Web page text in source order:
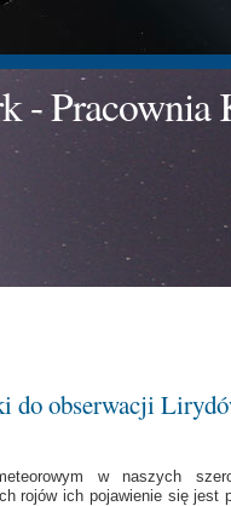
-
do obserwacji
w naszych
rojów ich pojawienie się jest